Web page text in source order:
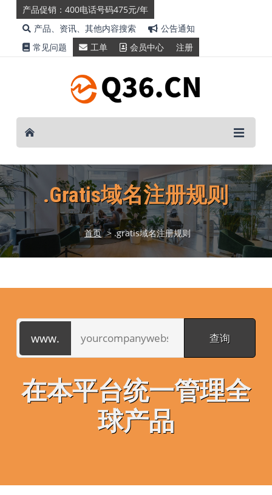
产品促销：400电话号码475元/年
产品、资讯、其他内容搜索
公告通知
常见问题
工单 会员中心 注册
.gratis域名注册规则
首页 > .gratis域名注册规则
在本平台统一管理全
球产品